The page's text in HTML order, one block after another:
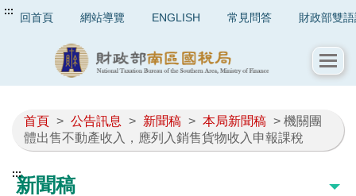
::: 回首頁 網站導覽 ENGLISH 常見問答 財政部雙
首頁 > 公告訊息 > 新聞稿 > 本局新聞稿 > 機關團
體出售不動產收入，應列入銷售貨物收入申報課稅
:::新聞稿